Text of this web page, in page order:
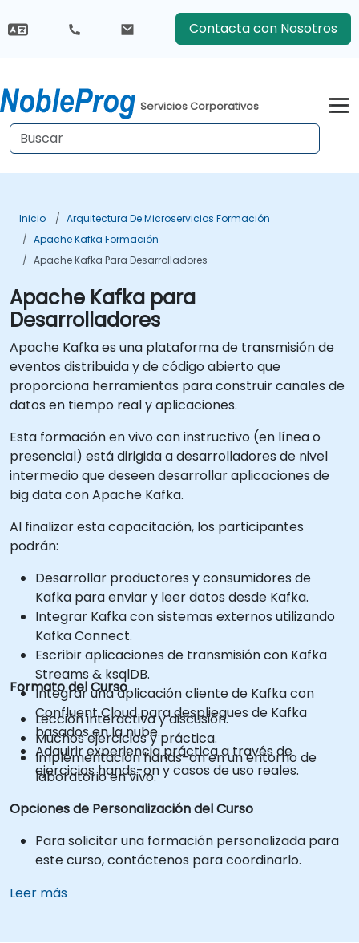
Contacta con Nosotros
Servicios Corporativos
Inicio
Arquitectura De Microservicios Formación
Apache Kafka Formación
Apache Kafka Para Desarrolladores
Apache Kafka para
Desarrolladores
Apache Kafka es una plataforma de transmisión de
eventos distribuida y de código abierto que
proporciona herramientas para construir canales de
datos en tiempo real y aplicaciones.
Esta formación en vivo con instructivo (en línea o
presencial) está dirigida a desarrolladores de nivel
intermedio que deseen desarrollar aplicaciones de
big data con Apache Kafka.
Al finalizar esta capacitación, los participantes
podrán:
Desarrollar productores y consumidores de
Kafka para enviar y leer datos desde Kafka.
Integrar Kafka con sistemas externos utilizando
Kafka Connect.
Escribir aplicaciones de transmisión con Kafka
Streams & ksqlDB.
Integrar una aplicación cliente de Kafka con
Confluent Cloud para despliegues de Kafka
basados en la nube.
Adquirir experiencia práctica a través de
ejercicios hands-on y casos de uso reales.
Formato del Curso
Lección interactiva y discusión.
Muchos ejercicios y práctica.
Implementación hands-on en un entorno de
laboratorio en vivo.
Opciones de Personalización del Curso
Para solicitar una formación personalizada para
este curso, contáctenos para coordinarlo.
Leer más